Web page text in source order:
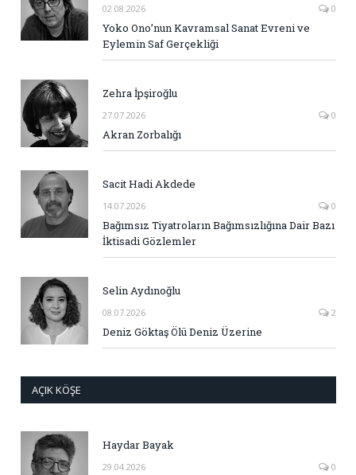
02.08.2026 0
Yoko Ono’nun Kavramsal Sanat Evreni ve
Eylemin Saf Gerçekliği
Zehra İpşiroğlu
27.07.2026 0
Akran Zorbalığı
Sacit Hadi Akdede
14.07.2026 0
Bağımsız Tiyatroların Bağımsızlığına Dair Bazı
İktisadi Gözlemler
Selin Aydınoğlu
08.07.2026 2
Deniz Göktaş Ölü Deniz Üzerine
AÇIK KÖŞE
Haydar Bayak
29.04.2026 0